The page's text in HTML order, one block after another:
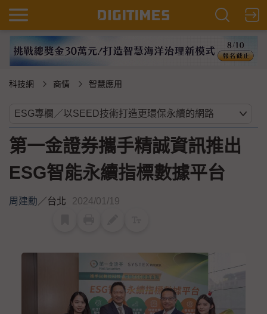
科技網 商情 智慧應用
第一金證券攜手精誠資訊推出
ESG智能永續指標數據平台
周建勳／台北 2024/01/19